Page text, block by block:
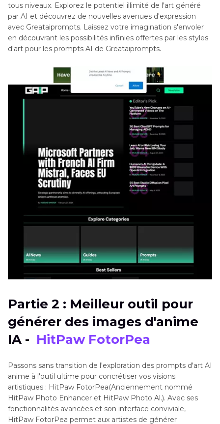
tous niveaux. Explorez le potentiel illimité de l'art généré
par AI et découvrez de nouvelles avenues d'expression
avec Greataiprompts. Laissez votre imagination s'envoler
en découvrant les possibilités infinies offertes par les styles
d'art pour les prompts AI de Greataiprompts.
Partie 2 : Meilleur outil pour
générer des images d'anime
IA - HitPaw FotorPea
Passons sans transition de l'exploration des prompts d'art AI
anime à l'outil ultime pour concrétiser vos visions
artistiques : HitPaw FotorPea(Anciennement nommé
HitPaw Photo Enhancer et HitPaw Photo Al.). Avec ses
fonctionnalités avancées et son interface conviviale,
HitPaw FotorPea permet aux artistes de générer